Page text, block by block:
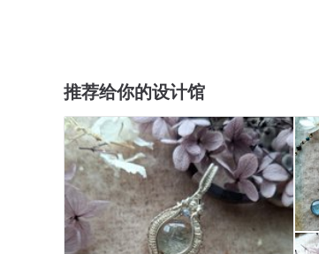
推荐给你的设计馆